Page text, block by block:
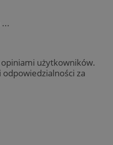
użytkowników.
za